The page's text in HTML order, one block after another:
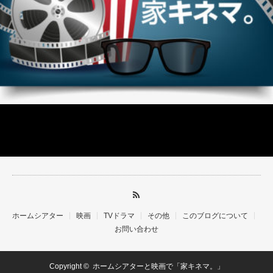
ホームシアター 映画 TVドラマ その他
このブログについて
お問い合わせ
Copyright © ホームシアターと映画で「家キネマ。」